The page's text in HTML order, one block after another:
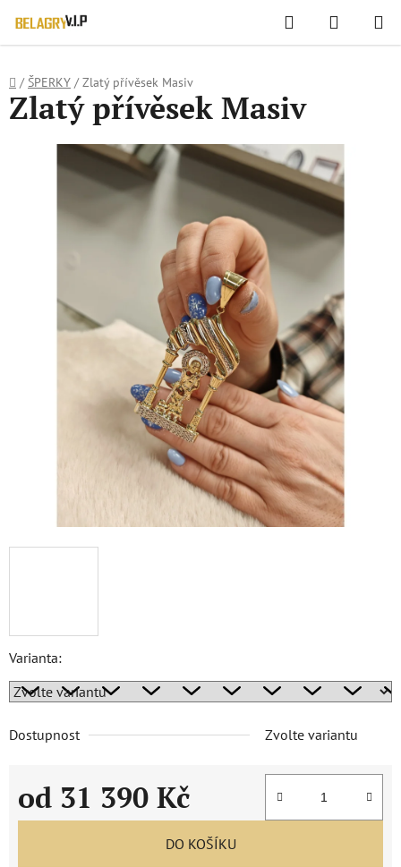
WIDGET HODNOCENÍ OBCHODU
Přejít
na
Hledat
KOŠÍK
Domů
/ ŠPERKY / Zlatý přívěsek Masiv
Varianta:
Dostupnost Zvolte variantu
od 31 390 Kč
Měrná cena:
DO KOŠÍKU
Zlatý přívěsek Masiv